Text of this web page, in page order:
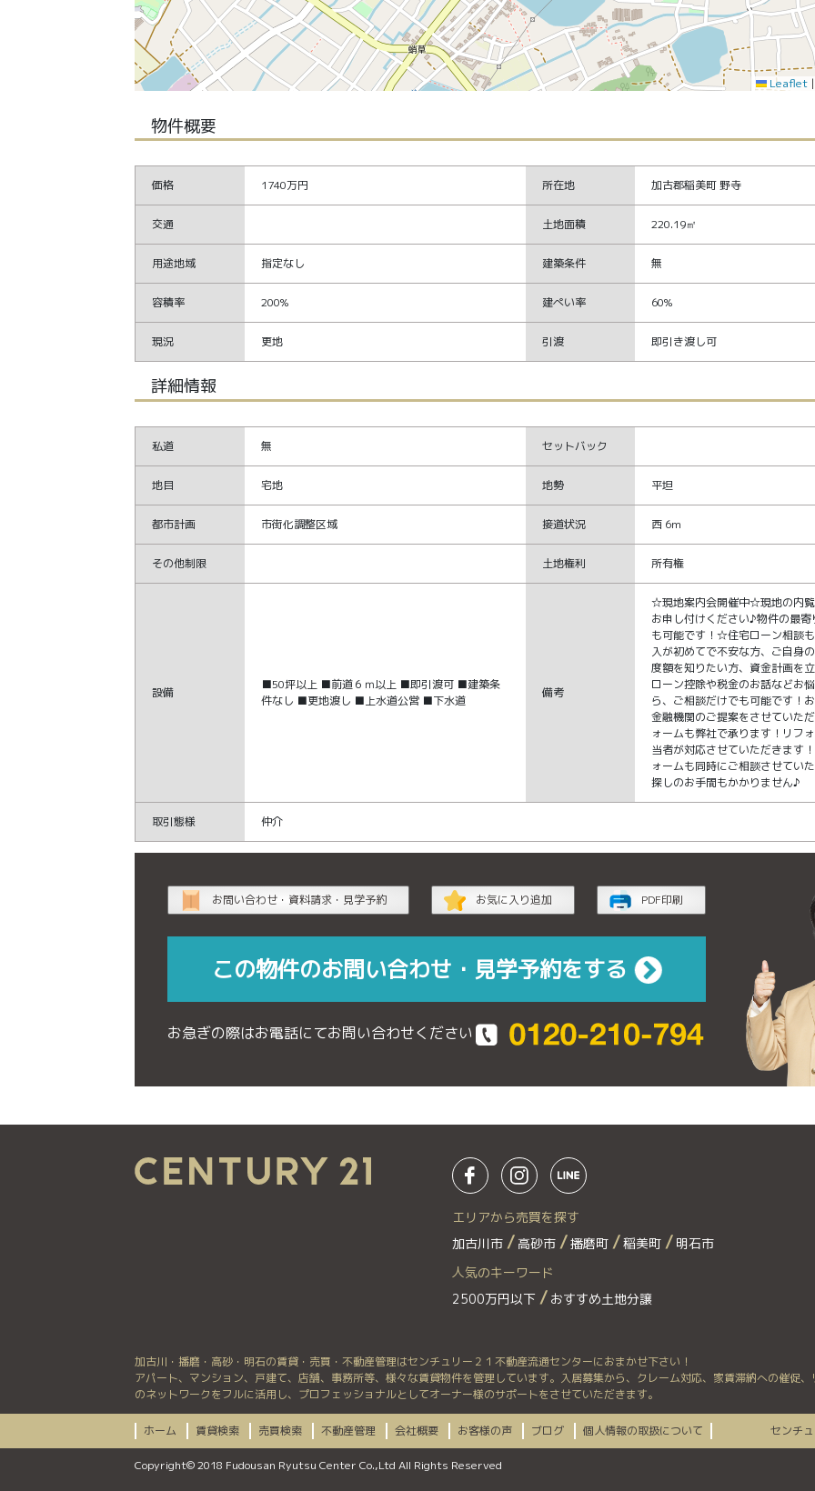
Leaflet |
物件概要
価格 1740万円 所在地 加古郡稲美町 野寺
交通 土地面積 220.19㎡
用途地域 指定なし 建築条件 無
容積率 200% 建ぺい率 60%
現況 更地 引渡 即引き渡し可
詳細情報
私道 無 セットバック
地目 宅地 地勢 平坦
都市計画 市街化調整区域 接道状況 西 6m
その他制限 土地権利 所有権
設備
■50坪以上 ■前道６ｍ以上 ■即引渡可 ■建築条
件なし ■更地渡し ■上水道公営 ■下水道
備考
☆現地案内会開催中☆現地の内
お申し付けください♪物件の最
も可能です！☆住宅ローン相談
入が初めてで不安な方、ご自身
度額を知りたい方、資金計画を
ローン控除や税金のお話などお
ら、ご相談だけでも可能です！
金融機関のご提案をさせていた
ォームも弊社で承ります！リフ
当者が対応させていただきます
ォームも同時にご相談させてい
探しのお手間もかかりません♪
取引態様 仲介
お問い合わせ・資料請求・見学予約 お気に入り追加 PDF印刷
この物件のお問い合わせ・見学予約をする
お急ぎの際はお電話にてお問い合わせください
エリアから売買を探す
加古川市
高砂市 播磨町 稲美町
明石市
人気のキーワード
2500万円以下
おすすめ土地分譲
加古川・播磨・高砂・明石の賃貸・売買・不動産管理はセンチュリー２１不動産流通センターにおまかせ下さい！
アパート、マンション、戸建て、店舗、事務所等、様々な賃貸物件を管理しています。入居募集から、クレーム対応、家賃滞納への催促
のネットワークをフルに活用し、プロフェッショナルとしてオーナー様のサポートをさせていただきます。
ホーム 賃貸検索 売買検索 不動産管理 会社概要 お客様の声 ブログ 個人情報の取扱について センチ
Copyright© 2018 Fudousan Ryutsu Center Co.,Ltd All Rights Reserved